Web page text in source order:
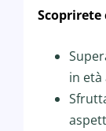
Scoprirete
in età